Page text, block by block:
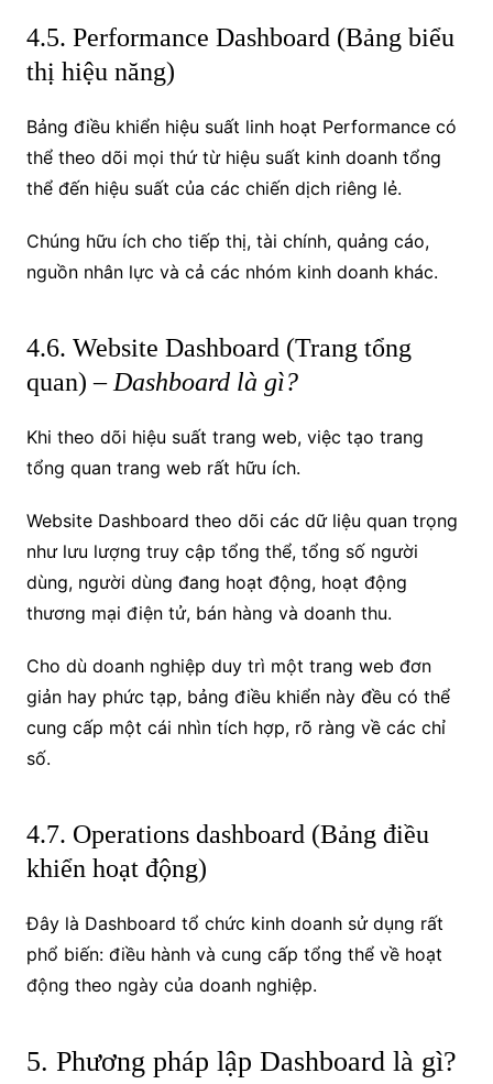
4.5. Performance Dashboard (Bảng biểu
thị hiệu năng)
Bảng điều khiển hiệu suất linh hoạt Performance có
thể theo dõi mọi thứ từ hiệu suất kinh doanh tổng
thể đến hiệu suất của các chiến dịch riêng lẻ.
Chúng hữu ích cho tiếp thị, tài chính, quảng cáo,
nguồn nhân lực và cả các nhóm kinh doanh khác.
4.6. Website Dashboard (Trang tổng
quan) – Dashboard là gì?
Khi theo dõi hiệu suất trang web, việc tạo trang
tổng quan trang web rất hữu ích.
Website Dashboard theo dõi các dữ liệu quan trọng
như lưu lượng truy cập tổng thể, tổng số người
dùng, người dùng đang hoạt động, hoạt động
thương mại điện tử, bán hàng và doanh thu.
Cho dù doanh nghiệp duy trì một trang web đơn
giản hay phức tạp, bảng điều khiển này đều có thể
cung cấp một cái nhìn tích hợp, rõ ràng về các chỉ
số.
4.7. Operations dashboard (Bảng điều
khiển hoạt động)
Đây là Dashboard tổ chức kinh doanh sử dụng rất
phổ biến: điều hành và cung cấp tổng thể về hoạt
động theo ngày của doanh nghiệp.
5. Phương pháp lập Dashboard là gì?